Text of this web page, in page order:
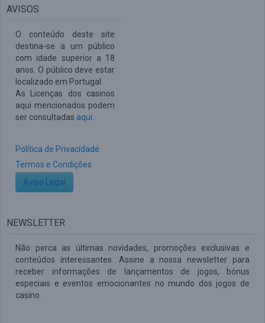
AVISOS
O conteúdo deste site
destina-se a um público
com idade superior a 18
anos. O público deve estar
localizado em Portugal.
As Licenças dos casinos
aqui mencionados podem
ser consultadas aqui
Política de Privacidade
Termos e Condições
Aviso Legal
NEWSLETTER
Não perca as últimas novidades, promoções exclusivas e
conteúdos interessantes. Assine a nossa newsletter para
receber informações de lançamentos de jogos, bónus
especiais e eventos emocionantes no mundo dos jogos de
casino.